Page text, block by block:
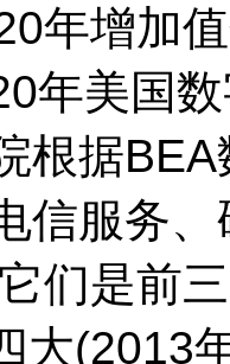
年增加
年美国
根据
信服务
们是前
大(2013